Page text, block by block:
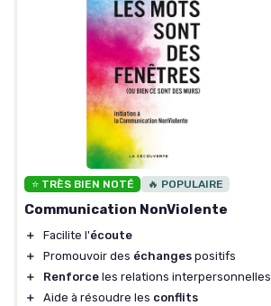
⭐ TRÈS BIEN NOTÉ 🔥 POPULAIRE
Communication NonViolente
＋ Facilite l'écoute
＋
Promouvoir des échanges positifs
＋
Renforce les relations interpersonnelles
＋
Aide à résoudre les conflits